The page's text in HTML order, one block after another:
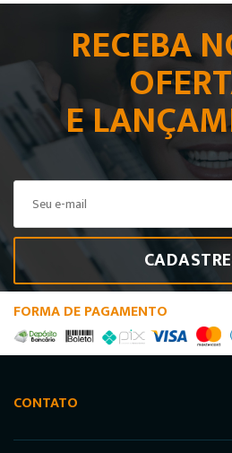
RECEBA
E
FORMA DE PAGAMENTO
CONTATO